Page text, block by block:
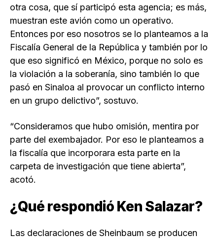
otra cosa, que sí participó esta agencia; es más,
muestran este avión como un operativo.
Entonces por eso nosotros se lo planteamos a la
Fiscalía General de la República y también por lo
que eso significó en México, porque no solo es
la violación a la soberanía, sino también lo que
pasó en Sinaloa al provocar un conflicto interno
en un grupo delictivo”, sostuvo.
“Consideramos que hubo omisión, mentira por
parte del exembajador. Por eso le planteamos a
la fiscalía que incorporara esta parte en la
carpeta de investigación que tiene abierta”,
acotó.
¿Qué respondió Ken Salazar?
Las declaraciones de Sheinbaum se producen